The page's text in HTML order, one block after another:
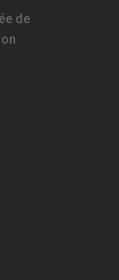
de